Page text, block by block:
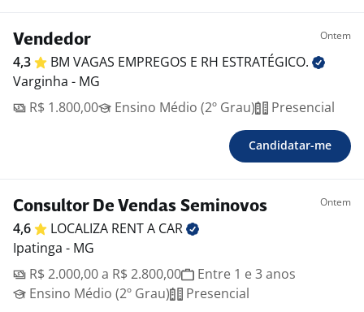
Vendedor Ontem
4,3 BM VAGAS EMPREGOS E RH ESTRATÉGICO.
Varginha - MG
R$ 1.800,00
Ensino Médio (2º Grau) Presencial
Candidatar-me
Consultor De Vendas Seminovos Ontem
4,6 LOCALIZA RENT A CAR
Ipatinga - MG
R$ 2.000,00 a R$ 2.800,00
Entre 1 e 3 anos
Ensino Médio (2º Grau)
Presencial